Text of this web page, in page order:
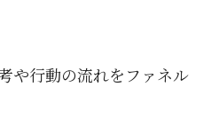
や行動の流れをファネル